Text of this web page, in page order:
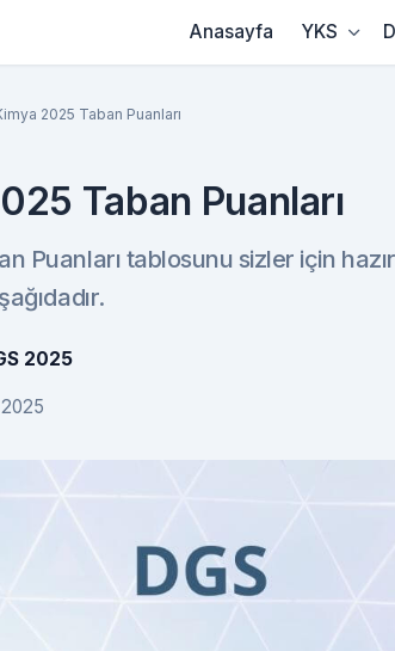
Anasayfa YKS
2025 Taban Puanları
Taban Puanları
Puanları tablosunu sizler için
2025